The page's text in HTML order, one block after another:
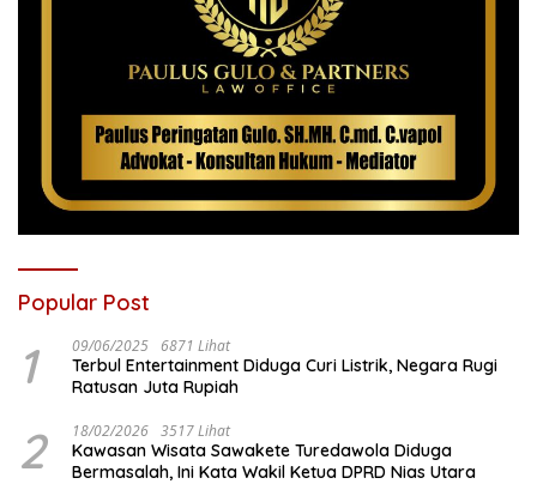
Popular Post
1 09/06/2025 6871 Lihat
Terbul Entertainment Diduga Curi Listrik, Negara Rugi
Ratusan Juta Rupiah
2 18/02/2026 3517 Lihat
Kawasan Wisata Sawakete Turedawola Diduga
Bermasalah, Ini Kata Wakil Ketua DPRD Nias Utara